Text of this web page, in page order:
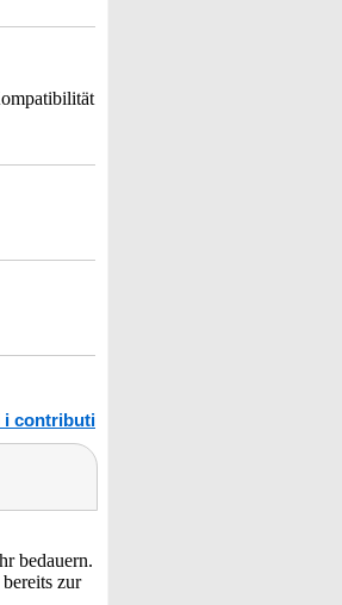
i contributi
bedauern.
zur